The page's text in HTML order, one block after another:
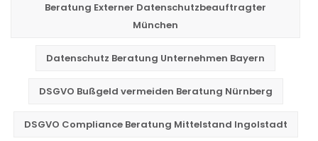
Beratung Externer Datenschutzbeauftragter
München
Datenschutz Beratung Unternehmen Bayern
DSGVO Bußgeld vermeiden Beratung Nürnberg
DSGVO Compliance Beratung Mittelstand Ingolstadt